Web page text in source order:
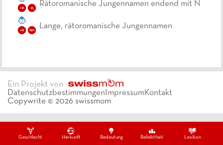
Geschlecht Herkunft Bedeutung Beliebtheit Lexikon
rät n Rätoromanische Jungennamen endend mit N
rät lan Lange, rätoromanische Jungennamen
Ein Projekt von
DatenschutzbestimmungenImpressumKontakt
Copywrite © 2026 swissmom